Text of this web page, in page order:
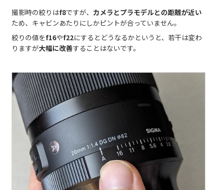
撮影時の絞りはf8ですが、 カメラとプラモデルとの距離が近い
ため、キャビンあたりにしかピントが合っていません。
絞りの値をf16やf22にするとどうなるかというと、若干は変わ
りますが大幅に改善することはないです。